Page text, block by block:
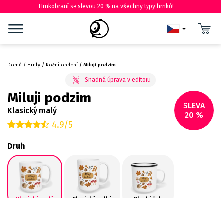
Hrnkobraní se slevou 20 % na všechny typy hrnků!
Domů Hrnky Roční období Miluji podzim
SLEVA
20 %
Miluji podzim
Klasický malý
4.9/5
Druh